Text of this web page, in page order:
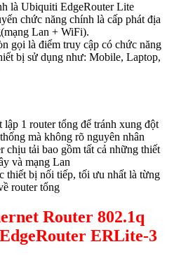
là Ubiquiti EdgeRouter Lite
chức năng chính là cấp phát địa
Lan + WiFi).
gọi là điểm truy cập có chức năng
bị sử dụng như: Mobile, Laptop,
lập 1 router tổng để tránh xung đột
mà không rõ nguyên nhân
chịu tải bao gồm tất cả những thiết
và mạng Lan
thiết bị nối tiếp, tối ưu nhất là từng
router tổng
Router 802.1q
ERLite-3